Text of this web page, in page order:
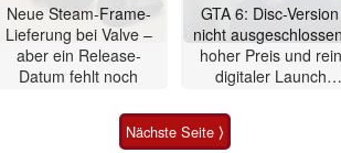
Neue Steam-Frame-
Lieferung bei Valve –
aber ein Release-
Datum fehlt noch
GTA 6: Disc-Version
nicht
hoher Preis und rein
digitaler Launch
Nächste Seite ⟩